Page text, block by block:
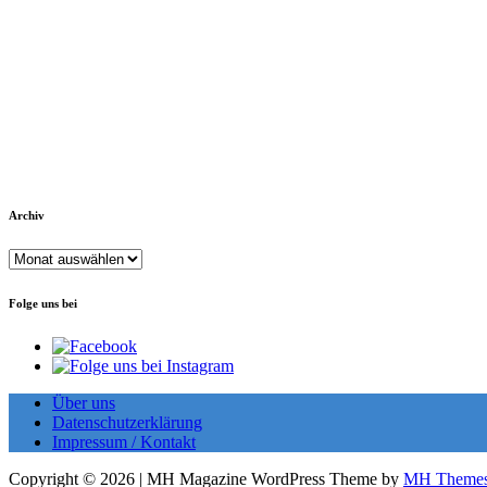
Archiv
Archiv
Folge uns bei
Über uns
Datenschutzerklärung
Impressum / Kontakt
Copyright © 2026 | MH Magazine WordPress Theme by MH